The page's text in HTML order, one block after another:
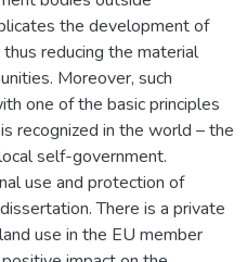
the development of
reducing the material
Moreover, such
one of the basic principles
recognized in the world – the
self-government.
use and protection of
There is a private
use in the EU member